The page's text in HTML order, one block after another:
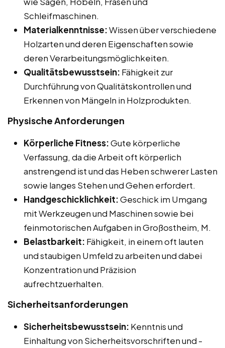
Schleifmaschinen.
Materialkenntnisse:Wissen über verschiedene
Holzarten und deren Eigenschaften sowie
deren Verarbeitungsmöglichkeiten.
Qualitätsbewusstsein: Fähigkeit zur
Durchführung von Qualitätskontrollen und
Erkennen von Mängeln in Holzprodukten.
Physische Anforderungen
Körperliche Fitness:Gute körperliche
Verfassung, da die Arbeit oft körperlich
anstrengend ist und das Heben schwerer Lasten
sowie langes Stehen und Gehen erfordert.
Handgeschicklichkeit:Geschick im Umgang
mit Werkzeugen und Maschinen sowie bei
feinmotorischen Aufgaben in Großostheim, M.
Belastbarkeit: Fähigkeit, in einem oft lauten
und staubigen Umfeld zu arbeiten und dabei
Konzentration und Präzision
aufrechtzuerhalten.
Sicherheitsanforderungen
Sicherheitsbewusstsein: Kenntnis und
Einhaltung von Sicherheitsvorschriften und -